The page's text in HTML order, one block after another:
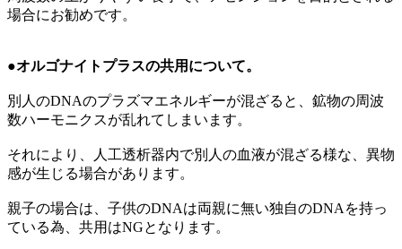
場合にお勧めです。
●オルゴナイトプラスの共用について。
別人のDNAのプラズマエネルギーが混ざると、鉱物の周波
数ハーモニクスが乱れてしまいます。
それにより、人工透析器内で別人の血液が混ざる様な、異物
感が生じる場合があります。
親子の場合は、子供のDNAは両親に無い独自のDNAを持っ
ている為、共用はNGとなります。